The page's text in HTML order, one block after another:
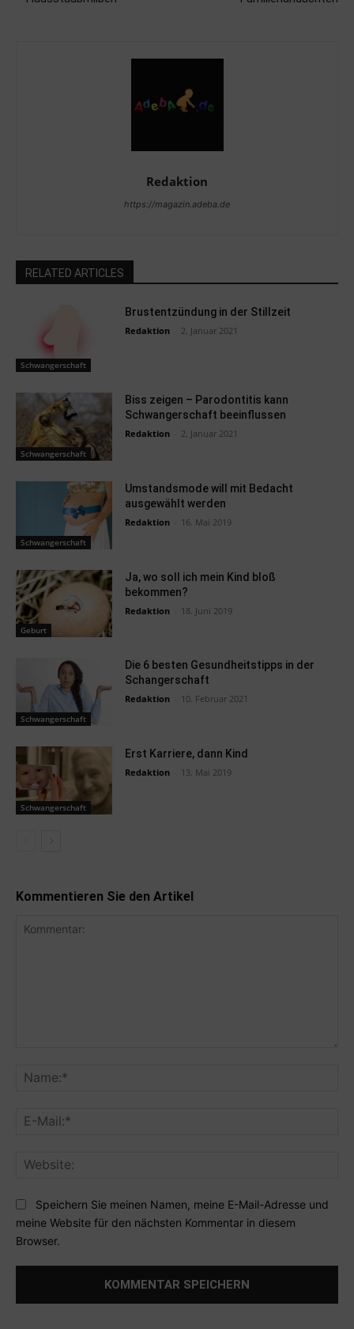
Redaktion
https://magazin.adeba.de
RELATED ARTICLES
Schwangerschaft
Brustentzündung in der Stillzeit
Redaktion 2. Januar 2021
Schwangerschaft
Biss zeigen – Parodontitis kann
Schwangerschaft beeinflussen
Redaktion 2. Januar 2021
Schwangerschaft
Umstandsmode will mit Bedacht
ausgewählt werden
Redaktion 16. Mai 2019
Geburt
Ja, wo soll ich mein Kind bloß
bekommen?
Redaktion 18. Juni 2019
Schwangerschaft
Die 6 besten Gesundheitstipps in der
Schangerschaft
Redaktion 10. Februar 2021
Schwangerschaft
Erst Karriere, dann Kind
Redaktion 13. Mai 2019
Kommentieren Sie den Artikel
Speichern Sie meinen Namen, meine E-Mail-Adresse und
meine Website für den nächsten Kommentar in diesem
Browser.